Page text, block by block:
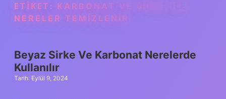
ETIKET: KARBONAT VE SIRKE ILE
NERELER TEMIZLENIR
Beyaz Sirke Ve Karbonat Nerelerde
Kullanılır
Tarih: Eylül 9, 2024